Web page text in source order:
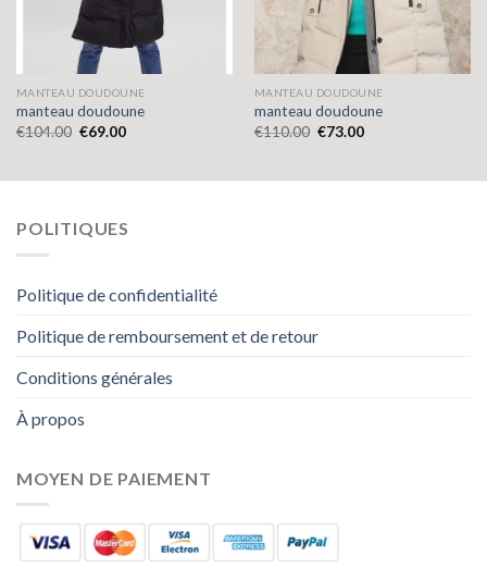
MANTEAU DOUDOUNE
manteau doudoune
€104.00 €69.00
MANTEAU DOUDOUNE
manteau doudoune
€110.00 €73.00
POLITIQUES
Politique de confidentialité
Politique de remboursement et de retour
Conditions générales
À propos
MOYEN DE PAIEMENT